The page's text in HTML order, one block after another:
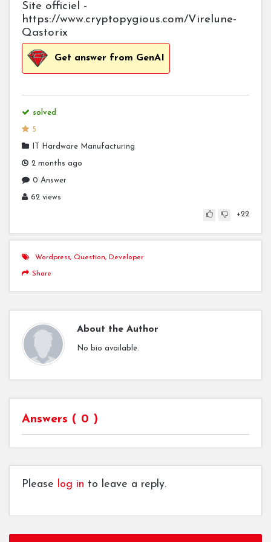
Site officiel -
https://www.cryptopygious.com/Virelune-
Qastorix
Get answer from GenAI
solved
5
IT Hardware Manufacturing
2 months ago
0 Answer
62 views
+22
Wordpress, Question, Developer
Share
About the Author
No bio available.
Answers ( 0 )
Please log in to leave a reply.